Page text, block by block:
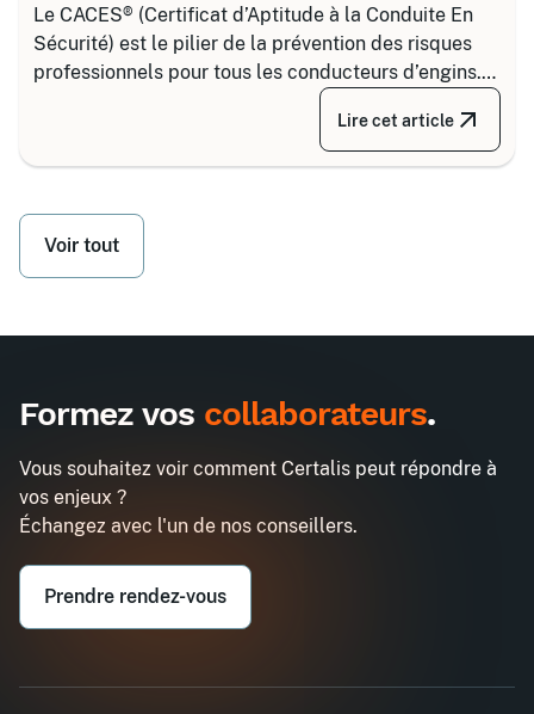
Le CACES® (Certificat d’Aptitude à la Conduite En
Sécurité) est le pilier de la prévention des risques
professionnels pour tous les conducteurs d’engins.
Depuis la réforme de 2020, il s’articule autour de 8
grandes familles d’équipements, divisées selon
Lire cet article
Voir tout
Formez vos collaborateurs.
Vous souhaitez voir comment Certalis peut répondre à
vos enjeux ?
Échangez avec l'un de nos conseillers.
Prendre rendez-vous